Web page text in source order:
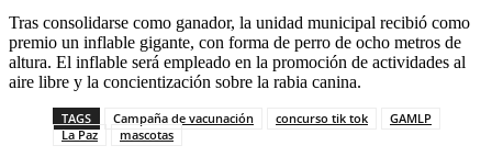
Tras consolidarse como ganador, la unidad municipal recibió como
premio un inflable gigante, con forma de perro de ocho metros de
altura. El inflable será empleado en la promoción de actividades al
aire libre y la concientización sobre la rabia canina.
TAGS Campaña de vacunación concurso tik tok
GAMLP
La Paz
mascotas